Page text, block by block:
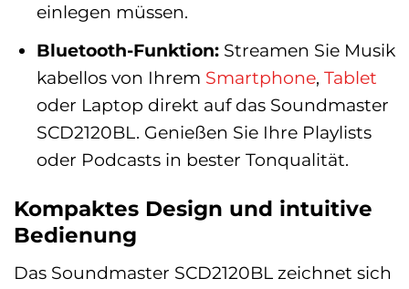
einlegen müssen.
Bluetooth-Funktion:Streamen Sie Musik
kabellos von Ihrem Smartphone, Tablet
oder Laptop direkt auf das Soundmaster
SCD2120BL. Genießen Sie Ihre Playlists
oder Podcasts in bester Tonqualität.
Kompaktes Design und intuitive
Bedienung
Das Soundmaster SCD2120BL zeichnet sich